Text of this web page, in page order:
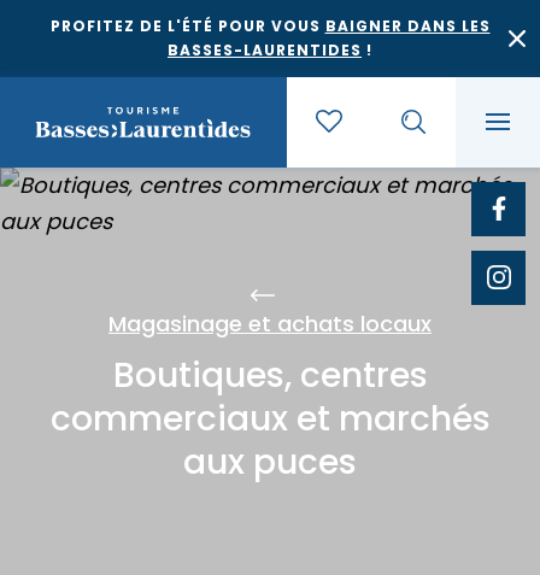
PROFITEZ DE L'ÉTÉ POUR VOUS BAIGNER DANS LES
BASSES-LAURENTIDES !
Quoi faire
Agrotourisme et saveurs régionales
Festivals et événements
Où dormir
Bases de plein air
Magasinage et achats locaux
Boutiques, centres
commerciaux et marchés
aux puces